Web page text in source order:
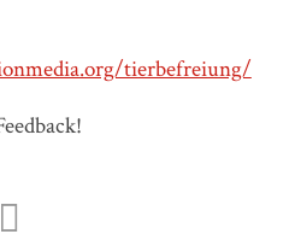
tierbefreiung/